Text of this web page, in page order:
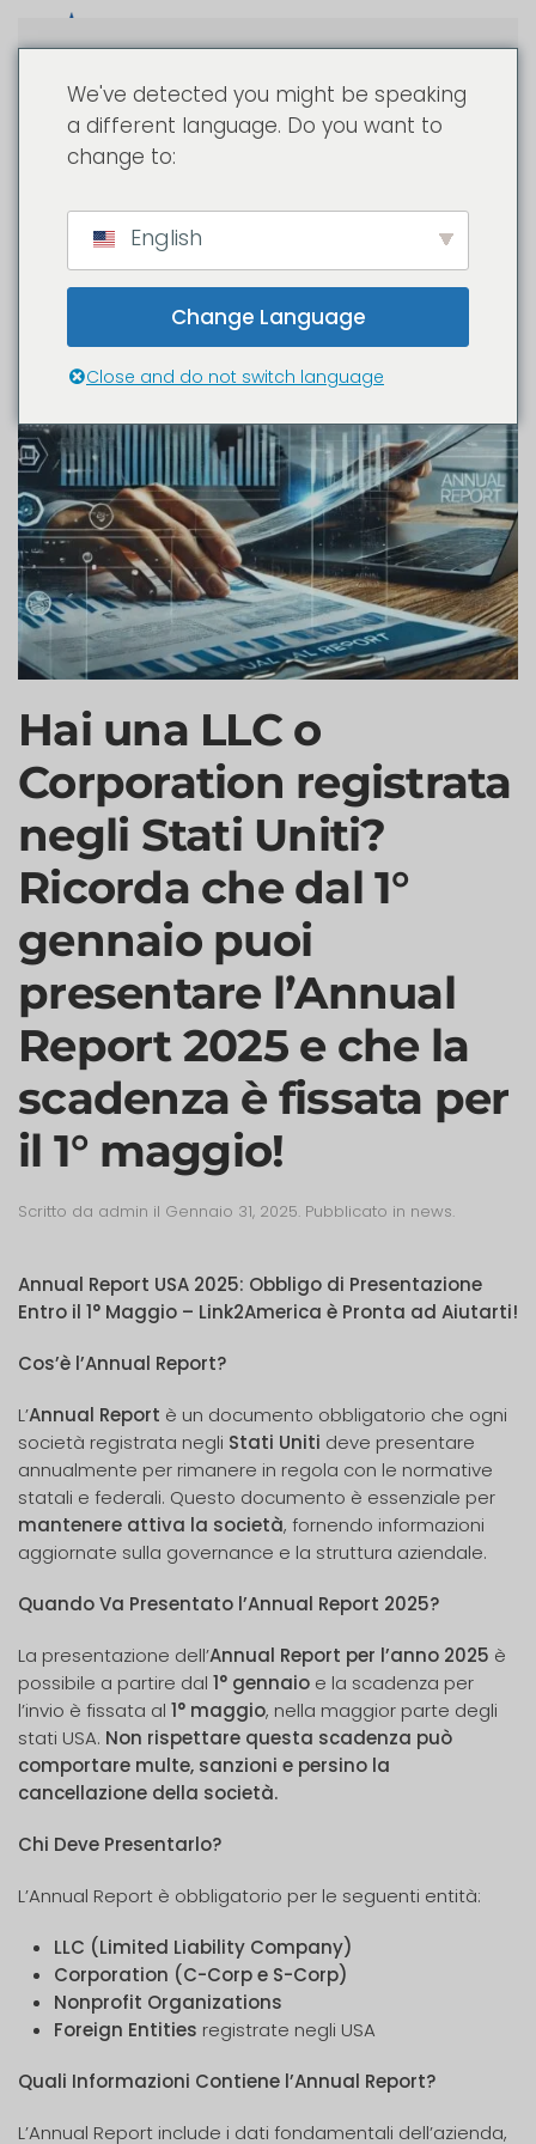
Hai una LLC o
Corporation registrata
negli Stati Uniti?
Ricorda che dal 1°
gennaio puoi
presentare l’Annual
Report 2025 e che la
scadenza è fissata per
il 1° maggio!
Scritto da admin il Gennaio 31, 2025. Pubblicato in news.
Annual Report USA 2025: Obbligo di Presentazione
Entro il 1° Maggio – Link2America è Pronta ad Aiutarti!
Cos’è l’Annual Report?
L’Annual Report è un documento obbligatorio che ogni
società registrata negli Stati Uniti deve presentare
annualmente per rimanere in regola con le normative
statali e federali. Questo documento è essenziale per
mantenere attiva la società, fornendo informazioni
aggiornate sulla governance e la struttura aziendale.
Quando Va Presentato l’Annual Report 2025?
La presentazione dell’Annual Report per l’anno 2025 è
possibile a partire dal 1° gennaio e la scadenza per
l’invio è fissata al 1° maggio, nella maggior parte degli
stati USA. Non rispettare questa scadenza può
comportare multe, sanzioni e persino la
cancellazione della società.
Chi Deve Presentarlo?
L’Annual Report è obbligatorio per le seguenti entità:
LLC (Limited Liability Company)
Corporation (C-Corp e S-Corp)
Nonprofit Organizations
Foreign Entities registrate negli USA
Quali Informazioni Contiene l’Annual Report?
L’Annual Report include i dati fondamentali dell’azienda,
We've detected you might be speaking
a different language. Do you want to
change to:
English
Change Language
Close and do not switch language